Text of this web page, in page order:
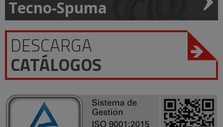
Tecno-Spuma
DESCARGA
CATÁLOGOS